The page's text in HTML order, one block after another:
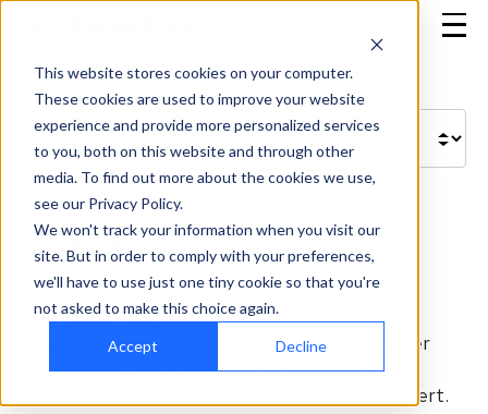
This website stores cookies on your computer.
These cookies are used to improve your website
experience and provide more personalized services
to you, both on this website and through other
media. To find out more about the cookies we use,
see our Privacy Policy.
We won't track your information when you visit our
site. But in order to comply with your preferences,
we'll have to use just one tiny cookie so that you're
not asked to make this choice again.
Accept Decline
vet de luxe I
Das Riester vet de luxe I wird mit Operations-
Otoskop, Ophthalmoskop, Zungenspatelhalter
und Nasenspekulum sowie Zubehör und
Ersatzlampen in einem stoßfesten Etui geliefert.